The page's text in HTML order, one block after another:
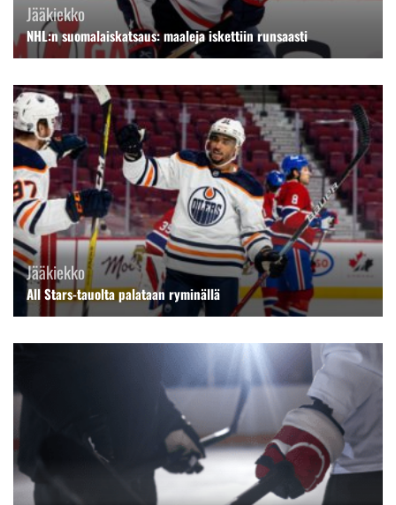
Jääkiekko
NHL:n suomalaiskatsaus: maaleja iskettiin runsaasti
Jääkiekko
All Stars-tauolta palataan ryminällä